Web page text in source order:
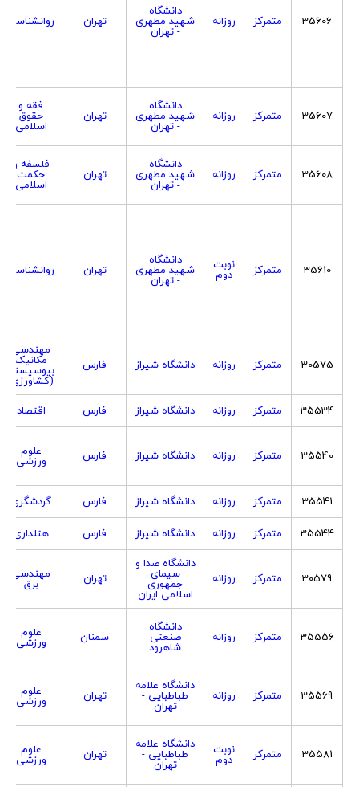
35606 متمرکز روزانه
دانشگاه
شهید مطهری
- تهران
تهران روانشناسی
35607 متمرکز روزانه
دانشگاه
شهید مطهری
- تهران
تهران
فقه و
حقوق
اسلامی
35608 متمرکز روزانه
دانشگاه
شهید مطهری
- تهران
تهران
فلسفه و
حکمت
اسلامی
35610 متمرکز نوبت
دوم
دانشگاه
شهید مطهری
- تهران
تهران روانشناسی
30575 متمرکز روزانه دانشگاه شیراز فارس
مهندسی
مکانیک
بیوسیستم
(کشاورزی)
35534
متمرکز روزانه دانشگاه شیراز فارس اقتصاد
35540 متمرکز روزانه دانشگاه شیراز فارس علوم
ورزشی
35541 متمرکز روزانه دانشگاه شیراز فارس
گردشگری
35544
متمرکز روزانه دانشگاه شیراز فارس هتلداری
30579 متمرکز روزانه
دانشگاه صدا و
سیمای
جمهوری
اسلامی ایران
تهران مهندسی
برق
35556 متمرکز روزانه
دانشگاه
صنعتی
شاهرود
سمنان علوم
ورزشی
35569 متمرکز روزانه
دانشگاه علامه
طباطبایی -
تهران
تهران علوم
ورزشی
35581 متمرکز نوبت
دوم
دانشگاه علامه
طباطبایی -
تهران
تهران علوم
ورزشی